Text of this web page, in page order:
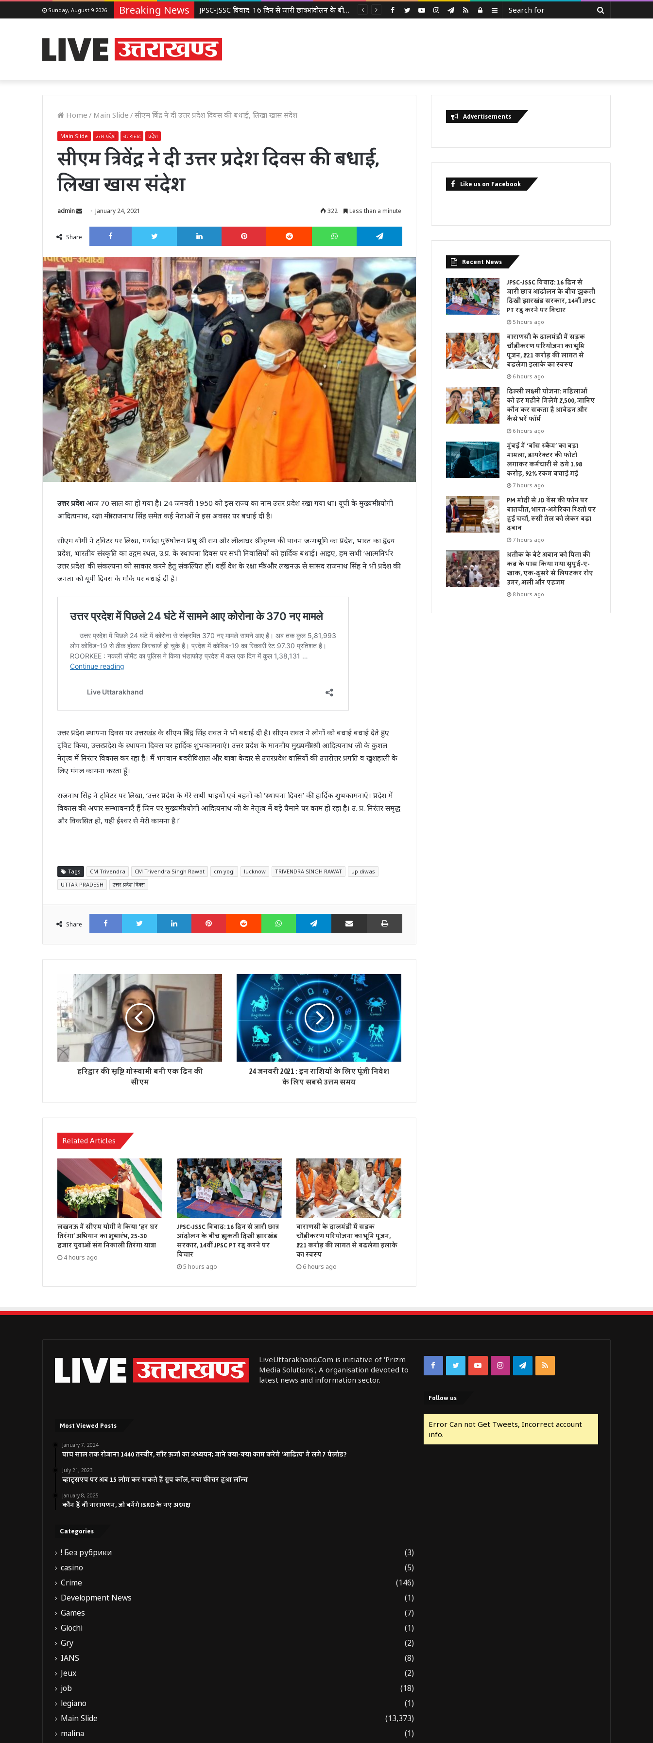
Sunday, August 9 2026 Breaking News वाराणसी के दालमंडी में सड़क चौड़ीकरण परियोजना का भूमि पूजन, ₹221 करोड़ की लागत से बदलेगा इलाके का स्वरूप Sidebar
Log
RSS
Telegram
Instagram
YouTube
Twitter
Facebook
Home / Main Slide /सीएम त्रिवेंद्र ने दी उत्तर प्रदेश दिवस की बधाई, लिखा खास संदेश
Main Slide उत्तर प्रदेश उत्तराखंड प्रदेश
सीएम त्रिवेंद्र ने दी उत्तर प्रदेश दिवस की बधाई,
लिखा खास संदेश
admin
SendJanuary 24, 2021 322 Less than a minute
Share
Facebook Twitter LinkedIn Pinterest Reddit WhatsApp Telegram
उत्तर प्रदेशआज 70 साल का हो गया है। 24 जनवरी 1950 को इस राज्य का नाम उत्तर प्रदेश रखा गया था। यूपी के मुख्यमंत्री योगी
आदित्यनाथ, रक्षा मंत्री राजनाथ सिंह समेत कई नेताओं ने इस अवसर पर बधाई दी है।
सीएम योगी ने ट्विटर पर लिखा, मर्यादा पुरुषोत्तम प्रभु श्री राम और लीलाधर श्रीकृष्ण की पावन जन्मभूमि का प्रदेश, भारत का हृदय
प्रदेश, भारतीय संस्कृति का उद्गम स्थल, उ.प्र. के स्थापना दिवस पर सभी निवासियों को हार्दिक बधाई। आइए, हम सभी ‘आत्मनिर्भर
उत्तर प्रदेश’ की संकल्पना को साकार करने हेतु संकल्पित हों। वहीं देश के रक्षा मंत्री और लखनऊ से सांसद राजनाथ सिंह ने भी प्रदेश की
जनता को यूपी दिवस के मौके पर बधाई दी है।
उत्तर प्रदेश स्थापना दिवस पर उत्तरखंड के सीएम त्रिवेंद्र सिंह रावत ने भी बधाई दी है। सीएम रावत ने लोगों को बधाई बधाई देते हुए
ट्विट किया, उत्तरप्रदेश के स्थापना दिवस पर हार्दिक शुभकामनाएं। उत्तर प्रदेश के माननीय मुख्यमंत्री श्री आदित्यनाथ जी के कुशल
नेतृत्व में निरंतर विकास कर रहा है। मैं भगवान बदरीविशाल और बाबा केदार से उत्तरप्रदेश वासियों की उत्तरोत्तर प्रगति व खुशहाली के
लिए मंगल कामना करता हूँ।
राजनाथ सिंह ने ट्विटर पर लिखा, ‘उत्तर प्रदेश के मेरे सभी भाइयों एवं बहनों को ‘स्थापना दिवस’ की हार्दिक शुभकामनाएँ। प्रदेश में
विकास की अपार सम्भावनाएँ हैं जिन पर मुख्यमंत्री योगी आदित्यनाथ जी के नेतृत्व में बड़े पैमाने पर काम हो रहा है। उ. प्र. निरंतर समृद्ध
और विकसित हो, यही ईश्वर से मेरी कामना है।’
Tags CM Trivendra CM Trivendra Singh Rawat cm yogi lucknow TRIVENDRA SINGH RAWAT
up diwas
UTTAR PRADESH
उत्तर प्रदेश दिवस
Share
FacebookTwitter LinkedIn Pinterest Reddit WhatsAppTelegram Share via Email Print
हरिद्वार की सृष्टि गोस्वामी बनी एक दिन की
सीएम
24 जनवरी 2021 : इन राशियों के लिए पूंजी निवेश
के लिए सबसे उत्तम समय
Related Articles
लखनऊ में सीएम योगी ने किया ‘हर घर
तिरंगा’ अभियान का शुभारंभ, 25-30
हजार युवाओं संग निकाली तिरंगा यात्रा
4 hours ago
JPSC-JSSC विवाद: 16 दिन से जारी छात्र
आंदोलन के बीच झुकती दिखी झारखंड
सरकार, 14वीं JPSC PT रद्द करने पर
विचार
5 hours ago
वाराणसी के दालमंडी में सड़क
चौड़ीकरण परियोजना का भूमि पूजन,
₹221 करोड़ की लागत से बदलेगा इलाके
का स्वरूप
6 hours ago
Advertisements
Like us on Facebook
Recent News
JPSC-JSSC विवाद: 16 दिन से
जारी छात्र आंदोलन के बीच झुकती
दिखी झारखंड सरकार, 14वीं JPSC
PT रद्द करने पर विचार
5 hours ago
वाराणसी के दालमंडी में सड़क
चौड़ीकरण परियोजना का भूमि
पूजन, ₹221 करोड़ की लागत से
बदलेगा इलाके का स्वरूप
6 hours ago
दिल्ली लक्ष्मी योजना: महिलाओं
को हर महीने मिलेंगे ₹2,500, जानिए
कौन कर सकता है आवेदन और
कैसे भरें फॉर्म
6 hours ago
मुंबई में ‘बॉस स्कैम’ का बड़ा
मामला, डायरेक्टर की फोटो
लगाकर कर्मचारी से ठगे 1.98
करोड़, 92% रकम बचाई गई
7 hours ago
PM मोदी से JD वेंस की फोन पर
बातचीत, भारत-अमेरिका रिश्तों पर
हुई चर्चा, रूसी तेल को लेकर बढ़ा
दबाव
7 hours ago
अतीक के बेटे अबान को पिता की
कब्र के पास किया गया सुपुर्द-ए-
खाक, एक-दूसरे से लिपटकर रोए
उमर, अली और एहजम
8 hours ago
LiveUttarakhand.Com is initiative of 'Prizm
Media Solutions', A organisation devoted to
latest news and information sector.
Most Viewed Posts
January 7, 2024
पांच साल तक रोजाना 1440 तस्वीर, सौर ऊर्जा का अध्ययन; जानें क्या-क्या काम करेंगे ‘आदित्य’ में लगे 7 पेलोड?
July 21, 2023
व्हाट्सएप पर अब 15 लोग कर सकते हैं ग्रुप कॉल, नया फीचर हुआ लॉन्च
January 8, 2025
कौन हैं वी नारायणन, जो बनेंगे ISRO के नए अध्यक्ष
Categories
! Без рубрики
(3)
casino
(5)
Crime
(146)
Development News
(1)
Games
(7)
Giochi
(1)
Gry
(2)
IANS
(8)
Jeux
(2)
job
(18)
legiano
(1)
Main Slide
(13,373)
malina
(1)
FacebookTwitterYouTubeInstagramTelegram
RSS
Follow us
Error Can not Get Tweets, Incorrect account
info.